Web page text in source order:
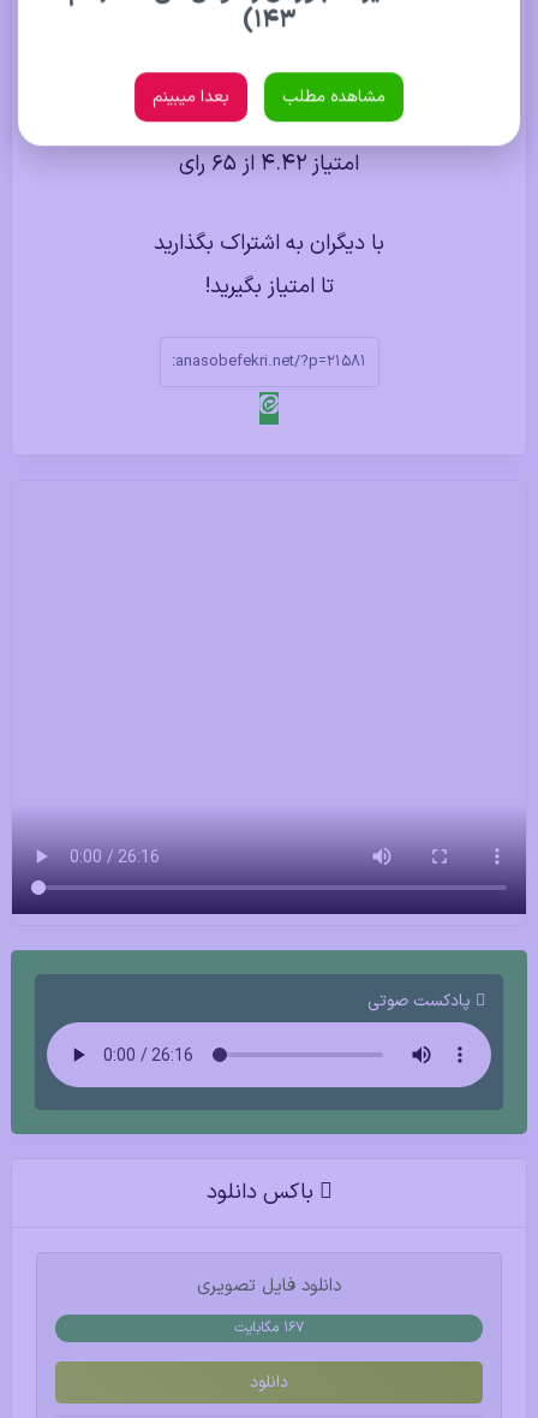
۱۴۳)
مشاهده مطلب بعدا میبینم
با دادن ستاره به این مطلب
امتیاز بگیرید.
1 2 3 4
5
امتیاز 4.42 از 65 رای
با دیگران به اشتراک بگذارید
تا امتیاز بگیرید!
پادکست صوتی
باکس دانلود
دانلود فایل تصویری
167 مگابایت
دانلود